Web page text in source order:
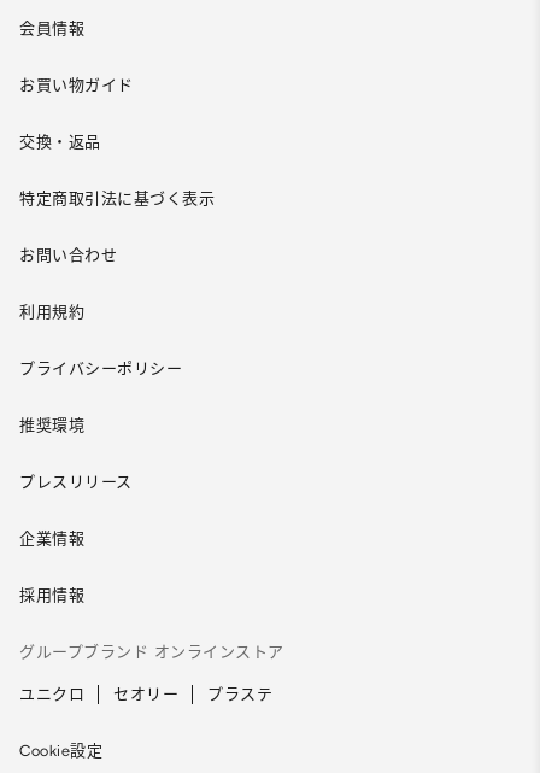
会員情報
お買い物ガイド
交換・返品
特定商取引法に基づく表示
お問い合わせ
利用規約
プライバシーポリシー
推奨環境
プレスリリース
企業情報
採用情報
グループブランド オンラインストア
ユニクロ セオリー プラステ
Cookie設定